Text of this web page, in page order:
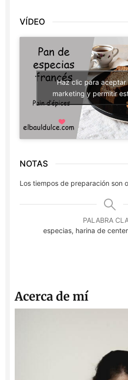
VÍDEO
Haz clic para aceptar
marketing y permitir
NOTAS
Los tiempos de preparación son
PALABRA
especias, harina de
Acerca de mí